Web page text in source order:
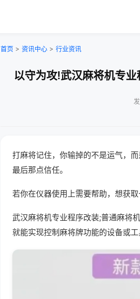
首页 > 资讯中心 > 行业资讯
以守为攻!武汉麻将机专
打麻将记住，你输掉的不是运气，
最后那点信任。
若你在仪器使用上需要帮助，想获
武汉麻将机专业程序改装;普通麻将
就能实现控制麻将牌功能的设备或工